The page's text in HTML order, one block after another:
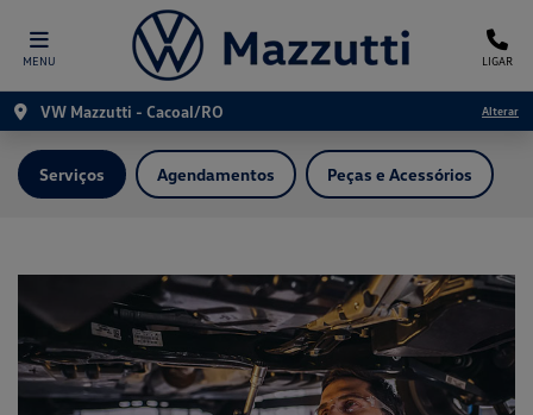
MENU LIGAR
VW Mazzutti - Cacoal/RO Alterar
Agendamentos Peças e Acessórios
Serviços